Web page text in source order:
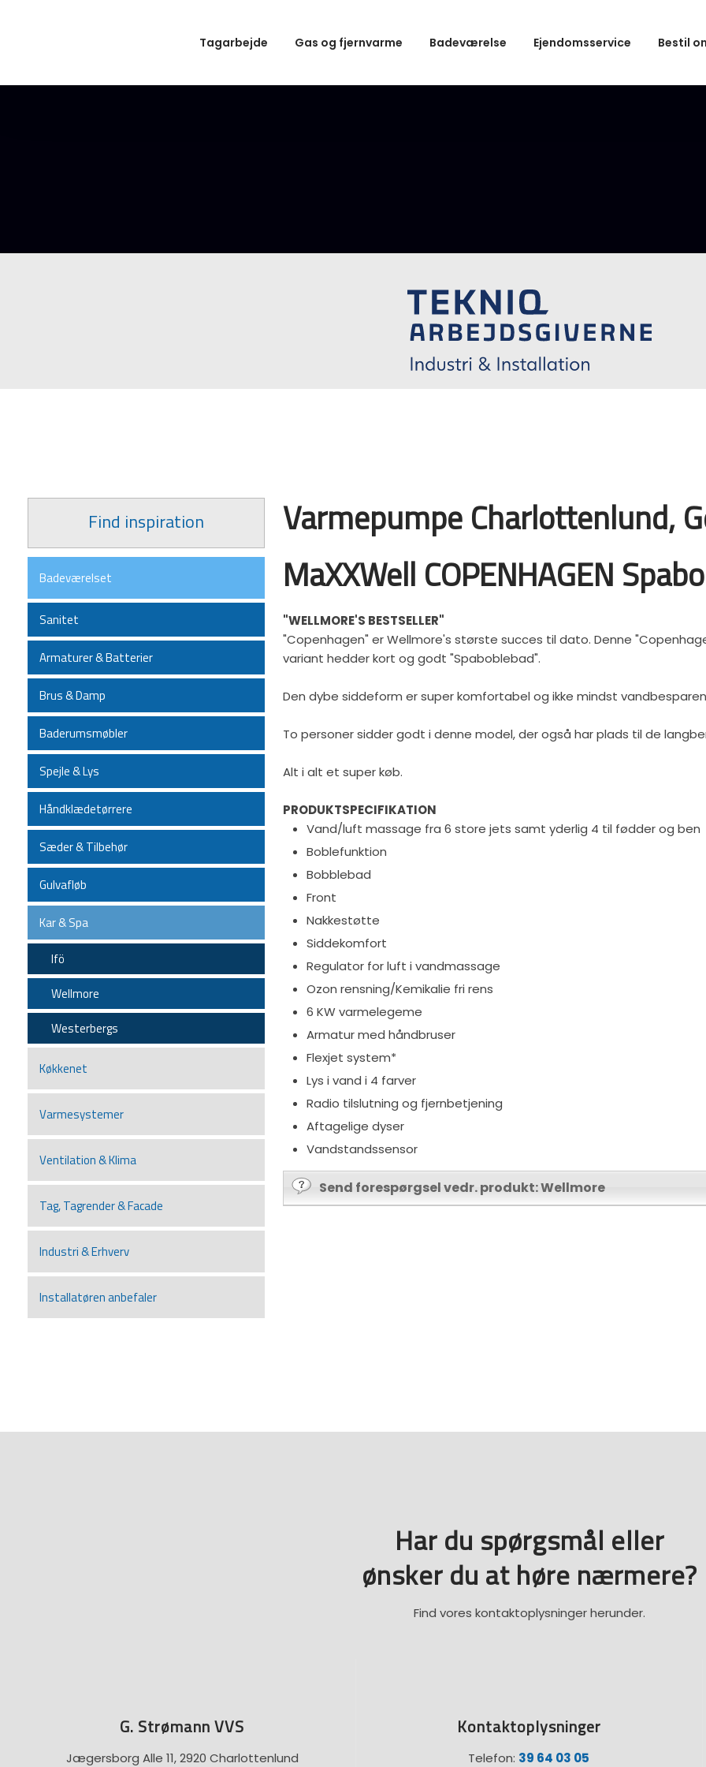
Tagarbejde Gas og fjernvarme Badeværelse Ejendomsservice Bestil
​Find inspiration
Badeværelset
Sanitet
Armaturer & Batterier
Brus & Damp
Baderumsmøbler
Spejle & Lys
Håndklædetørrere
Sæder & Tilbehør
Gulvafløb
Kar & Spa
Ifö
Wellmore
Westerbergs
Køkkenet
Varmesystemer
Ventilation & Klima
Tag, Tagrender & Facade
Industri & Erhverv
Installatøren anbefaler
Varmepumpe Charlottenlund,
MaXXWell COPENHAGEN
"WELLMORE'S BESTSELLER"
"Copenhagen" er Wellmore's største succes til dato. Denne
variant hedder kort og godt "Spaboblebad".
Den dybe siddeform er super komfortabel og ikke mindst
To personer sidder godt i denne model, der også har plads til de
Alt i alt et super køb.
PRODUKTSPECIFIKATION
Vand/luft massage fra 6 store jets samt yderlig 4 til fødder og ben
Boblefunktion
Bobblebad
Front
Nakkestøtte
Siddekomfort
Regulator for luft i vandmassage
Ozon rensning/Kemikalie fri rens
6 KW varmelegeme
Armatur med håndbruser
Flexjet system*
Lys i vand i 4 farver
Radio tilslutning og fjernbetjening
Aftagelige dyser
Vandstandssensor
Send forespørgsel vedr. produkt: Wellmore
Har du spørgsmål eller
​ønsker du at høre nærmere?
Find vores kontaktoplysninger herunder.
G. Strømann VVS
Jægersborg Alle 11, 2920 Charlottenlund
Kontaktoplysninger
Telefon: 39 64 03 05